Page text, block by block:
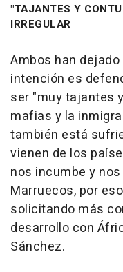
"TAJANTES Y
IRREGULAR
Ambos han
intención es
ser "muy tajantes
mafias y la
también está
vienen de los
nos incumbe y
Marruecos, por
solicitando más
desarrollo con
Sánchez.